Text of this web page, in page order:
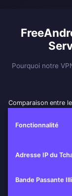
Pourquoi notre
Comparaison entre
Fonctionnalité
Adresse IP du
Bande Passante